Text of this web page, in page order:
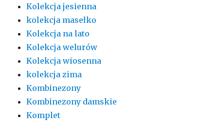
Kolekcja jesienna
kolekcja masełko
Kolekcja na lato
Kolekcja welurów
Kolekcja wiosenna
kolekcja zima
Kombinezony
Kombinezony damskie
Komplet